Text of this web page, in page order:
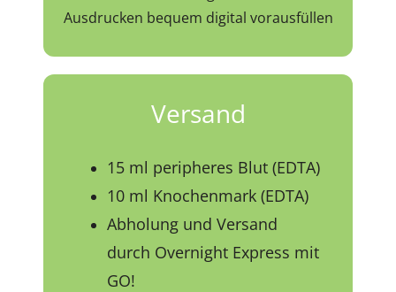
Ausdrucken bequem digital vorausfüllen
Versand
15 ml peripheres Blut (EDTA)
10 ml Knochenmark (EDTA)
Abholung und Versand
durch Overnight Express mit
GO!